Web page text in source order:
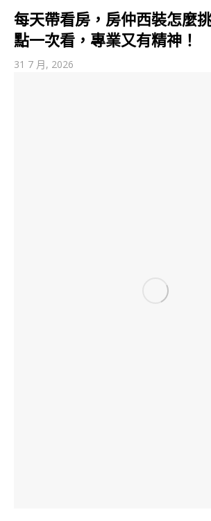
每天帶看房，房仲西裝怎麼
點一次看，專業又有精神！
31 7 月, 2026